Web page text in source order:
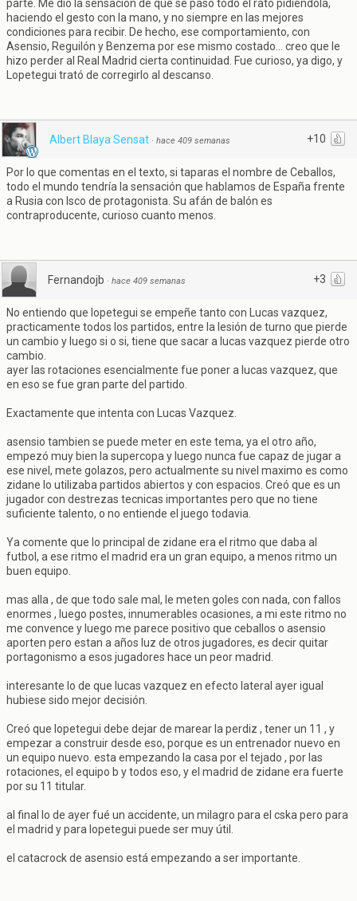
parte. Me dio la sensación de que se pasó todo el rato pidiéndola,
haciendo el gesto con la mano, y no siempre en las mejores
condiciones para recibir. De hecho, ese comportamiento, con
Asensio, Reguilón y Benzema por ese mismo costado... creo que le
hizo perder al Real Madrid cierta continuidad. Fue curioso, ya digo, y
Lopetegui trató de corregirlo al descanso.
+10
Albert Blaya Sensat · hace 409 semanas
Por lo que comentas en el texto, si taparas el nombre de Ceballos,
todo el mundo tendría la sensación que hablamos de España frente
a Rusia con Isco de protagonista. Su afán de balón es
contraproducente, curioso cuanto menos.
+3
Fernandojb · hace 409 semanas
No entiendo que lopetegui se empeñe tanto con Lucas vazquez,
practicamente todos los partidos, entre la lesión de turno que pierde
un cambio y luego si o si, tiene que sacar a lucas vazquez pierde otro
cambio.
ayer las rotaciones esencialmente fue poner a lucas vazquez, que
en eso se fue gran parte del partido.
Exactamente que intenta con Lucas Vazquez.
asensio tambien se puede meter en este tema, ya el otro año,
empezó muy bien la supercopa y luego nunca fue capaz de jugar a
ese nivel, mete golazos, pero actualmente su nivel maximo es como
zidane lo utilizaba partidos abiertos y con espacios. Creó que es un
jugador con destrezas tecnicas importantes pero que no tiene
suficiente talento, o no entiende el juego todavia.
Ya comente que lo principal de zidane era el ritmo que daba al
futbol, a ese ritmo el madrid era un gran equipo, a menos ritmo un
buen equipo.
mas alla , de que todo sale mal, le meten goles con nada, con fallos
enormes , luego postes, innumerables ocasiones, a mi este ritmo no
me convence y luego me parece positivo que ceballos o asensio
aporten pero estan a años luz de otros jugadores, es decir quitar
portagonismo a esos jugadores hace un peor madrid.
interesante lo de que lucas vazquez en efecto lateral ayer igual
hubiese sido mejor decisión.
Creó que lopetegui debe dejar de marear la perdiz , tener un 11 , y
empezar a construir desde eso, porque es un entrenador nuevo en
un equipo nuevo. esta empezando la casa por el tejado , por las
rotaciones, el equipo b y todos eso, y el madrid de zidane era fuerte
por su 11 titular.
al final lo de ayer fué un accidente, un milagro para el cska pero para
el madrid y para lopetegui puede ser muy útil.
el catacrock de asensio está empezando a ser importante.